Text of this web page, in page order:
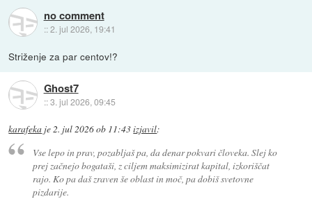
no comment
::2. jul 2026, 19:41
Striženje za par centov!?
Ghost7
::3. jul 2026, 09:45
karafeka je2. jul 2026 ob 11:43izjavil:
Vse lepo in prav, pozabljaš pa, da denar pokvari človeka. Slej ko
prej začnejo bogataši, z ciljem maksimizirat kapital, izkoriščat
rajo. Ko pa daš zraven še oblast in moč, pa dobiš svetovne
pizdarije.